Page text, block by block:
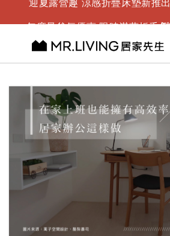
迎夏露營趣 涼感折疊床墊新推出